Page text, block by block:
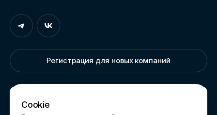
Регистрация для новых компаний
Cookie
Вход
Укажите вашу корпоративную почту. На неё мы вышлем
ссылку для входа